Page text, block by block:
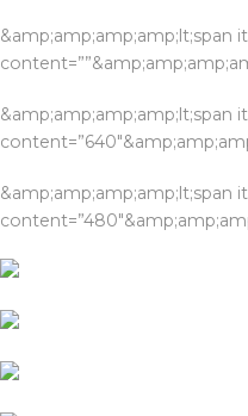
&amp;amp;amp;amp;lt;span
&amp;amp;amp;amp;lt;span
&amp;amp;amp;amp;lt;span